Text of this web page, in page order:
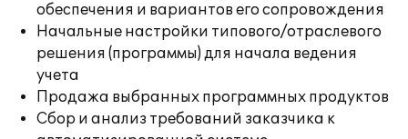
обеспечения и вариантов его сопровождения
Начальные настройки типового/отраслевого
решения (программы) для начала ведения
учета
Продажа выбранных программных продуктов
Сбор и анализ требований заказчика к